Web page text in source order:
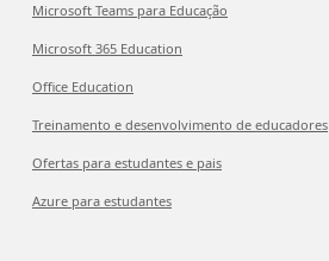
Microsoft Teams para Educação
Microsoft 365 Education
Office Education
Treinamento e desenvolvimento de educadores
Ofertas para estudantes e pais
Azure para estudantes